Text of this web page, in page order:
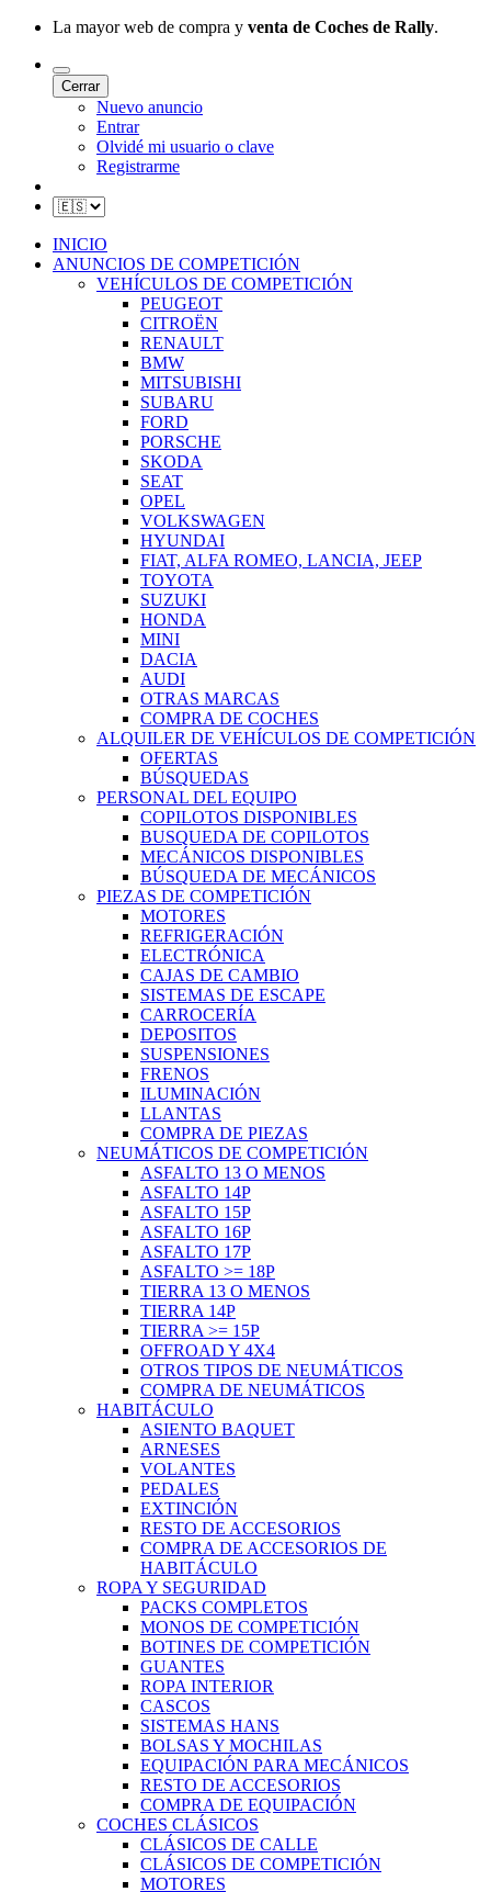
La mayor web de compra y venta de Coches de Rally.
Cerrar
Nuevo anuncio
Entrar
Olvidé mi usuario o clave
Registrarme
INICIO
ANUNCIOS DE COMPETICIÓN
VEHÍCULOS DE COMPETICIÓN
PEUGEOT
CITROËN
RENAULT
BMW
MITSUBISHI
SUBARU
FORD
PORSCHE
SKODA
SEAT
OPEL
VOLKSWAGEN
HYUNDAI
FIAT, ALFA ROMEO, LANCIA, JEEP
TOYOTA
SUZUKI
HONDA
MINI
DACIA
AUDI
OTRAS MARCAS
COMPRA DE COCHES
ALQUILER DE VEHÍCULOS DE COMPETICIÓN
OFERTAS
BÚSQUEDAS
PERSONAL DEL EQUIPO
COPILOTOS DISPONIBLES
BUSQUEDA DE COPILOTOS
MECÁNICOS DISPONIBLES
BÚSQUEDA DE MECÁNICOS
PIEZAS DE COMPETICIÓN
MOTORES
REFRIGERACIÓN
ELECTRÓNICA
CAJAS DE CAMBIO
SISTEMAS DE ESCAPE
CARROCERÍA
DEPOSITOS
SUSPENSIONES
FRENOS
ILUMINACIÓN
LLANTAS
COMPRA DE PIEZAS
NEUMÁTICOS DE COMPETICIÓN
ASFALTO 13 O MENOS
ASFALTO 14P
ASFALTO 15P
ASFALTO 16P
ASFALTO 17P
ASFALTO >= 18P
TIERRA 13 O MENOS
TIERRA 14P
TIERRA >= 15P
OFFROAD Y 4X4
OTROS TIPOS DE NEUMÁTICOS
COMPRA DE NEUMÁTICOS
HABITÁCULO
ASIENTO BAQUET
ARNESES
VOLANTES
PEDALES
EXTINCIÓN
RESTO DE ACCESORIOS
COMPRA DE ACCESORIOS DE
HABITÁCULO
ROPA Y SEGURIDAD
PACKS COMPLETOS
MONOS DE COMPETICIÓN
BOTINES DE COMPETICIÓN
GUANTES
ROPA INTERIOR
CASCOS
SISTEMAS HANS
BOLSAS Y MOCHILAS
EQUIPACIÓN PARA MECÁNICOS
RESTO DE ACCESORIOS
COMPRA DE EQUIPACIÓN
COCHES CLÁSICOS
CLÁSICOS DE CALLE
CLÁSICOS DE COMPETICIÓN
MOTORES